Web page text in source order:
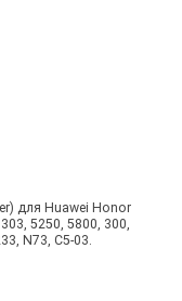
для Huawei Honor
5250, 5800, 300,
N73, C5-03.